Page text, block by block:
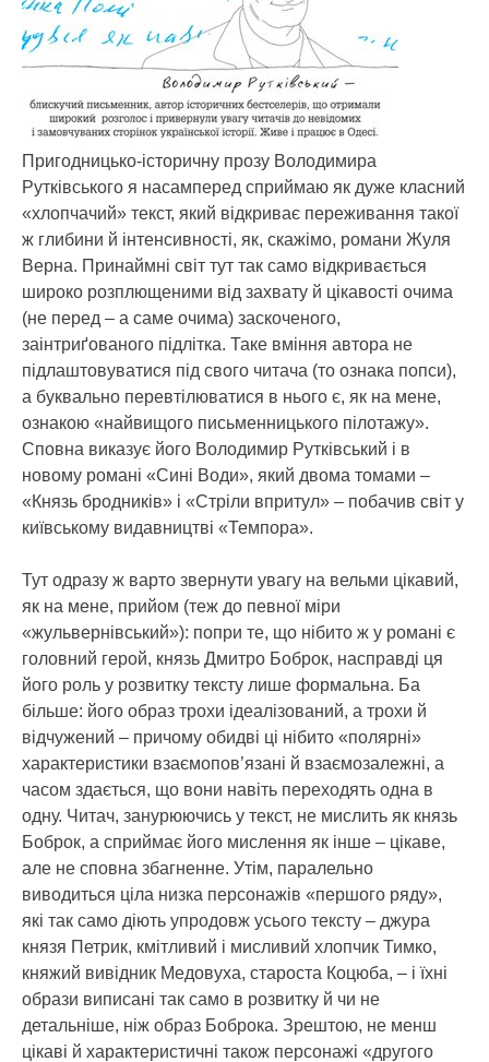
Пригодницько-історичну прозу Володимира
Рутківського я насамперед сприймаю як дуже класний
«хлопчачий» текст, який відкриває переживання такої
ж глибини й інтенсивності, як, скажімо, романи Жуля
Верна. Принаймні світ тут так само відкривається
широко розплющеними від захвату й цікавості очима
(не перед – а саме очима) заскоченого,
заінтриґованого підлітка. Таке вміння автора не
підлаштовуватися під свого читача (то ознака попси),
а буквально перевтілюватися в нього є, як на мене,
ознакою «найвищого письменницького пілотажу».
Сповна виказує його Володимир Рутківський і в
новому романі «Сині Води», який двома томами –
«Князь бродників» і «Стріли впритул» – побачив світ у
київському видавництві «Темпора».
Тут одразу ж варто звернути увагу на вельми цікавий,
як на мене, прийом (теж до певної міри
«жульвернівський»): попри те, що нібито ж у романі є
головний герой, князь Дмитро Боброк, насправді ця
його роль у розвитку тексту лише формальна. Ба
більше: його образ трохи ідеалізований, а трохи й
відчужений – причому обидві ці нібито «полярні»
характеристики взаємопов’язані й взаємозалежні, а
часом здається, що вони навіть переходять одна в
одну. Читач, занурюючись у текст, не мислить як князь
Боброк, а сприймає його мислення як інше – цікаве,
але не сповна збагненне. Утім, паралельно
виводиться ціла низка персонажів «першого ряду»,
які так само діють упродовж усього тексту – джура
князя Петрик, кмітливий і мисливий хлопчик Тимко,
княжий вивідник Медовуха, староста Коцюба, – і їхні
образи виписані так само в розвитку й чи не
детальніше, ніж образ Боброка. Зрештою, не менш
цікаві й характеристичні також персонажі «другого